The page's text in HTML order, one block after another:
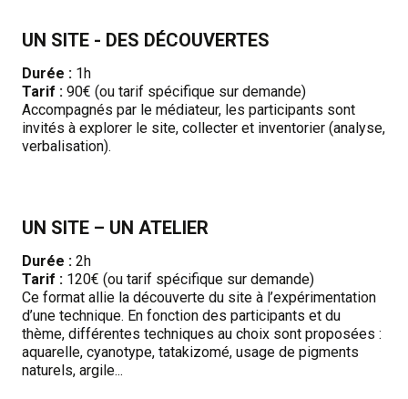
UN SITE - DES DÉCOUVERTES
Durée : 1h
Tarif : 90€ (ou tarif spécifique sur demande)
Accompagnés par le médiateur, les participants sont
invités à explorer le site, collecter et inventorier (analyse,
verbalisation).
UN SITE – UN ATELIER
Durée : 2h
Tarif : 120€ (ou tarif spécifique sur demande)
Ce format allie la découverte du site à l’expérimentation
d’une technique. En fonction des participants et du
thème, différentes techniques au choix sont proposées :
aquarelle, cyanotype, tatakizomé, usage de pigments
naturels, argile...